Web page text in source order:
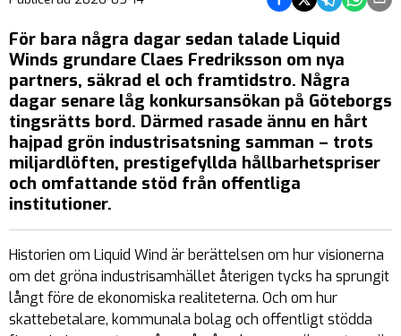
För bara några dagar sedan talade Liquid
Winds grundare Claes Fredriksson om nya
partners, säkrad el och framtidstro. Några
dagar senare låg konkursansökan på Göteborgs
tingsrätts bord. Därmed rasade ännu en hårt
hajpad grön industrisatsning samman – trots
miljardlöften, prestigefyllda hållbarhetspriser
och omfattande stöd från offentliga
institutioner.
Historien om Liquid Wind är berättelsen om hur visionerna
om det gröna industrisamhället återigen tycks ha sprungit
långt före de ekonomiska realiteterna. Och om hur
skattebetalare, kommunala bolag och offentligt stödda